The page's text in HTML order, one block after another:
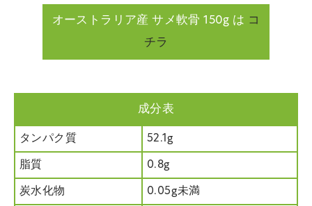
オーストラリア産 サメ軟骨 150g は コ
チラ
成分表
タンパク質 52.1g
脂質 0.8g
炭水化物 0.05g未満